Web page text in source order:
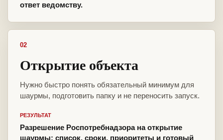
ответ ведомству.
02
Открытие объекта
Нужно быстро понять обязательный минимум для
шаурмы, подготовить папку и не переносить запуск.
РЕЗУЛЬТАТ
Разрешение Роспотребнадзора на открытие
шаурмы: список, сроки, приоритеты и готовый